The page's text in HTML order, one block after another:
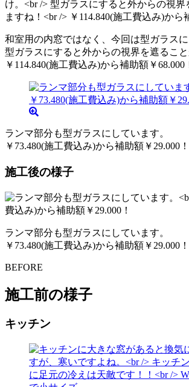
和室用の内窓ではなく、今回は型ガラスに
型ガラスにすると外からの視界を遮ること
￥114.840(施工費込み)から補助額￥68.000
ランマ部分も型ガラスにしています。
￥73.480(施工費込み)から補助額￥29.000！
施工後の様子
ランマ部分も型ガラスにしています。
￥73.480(施工費込み)から補助額￥29.000！
BEFORE
施工前の様子
キッチン